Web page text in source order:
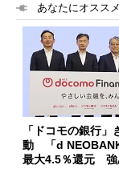
あなたにオススメ
「ドコモの銀行」
動 「d NEOBANK
最大4.5％還元 強